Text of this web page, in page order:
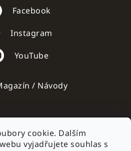
cookie. Dalším
vyjadřujete souhlas s
Facebook
Instagram
YouTube
/ Návody